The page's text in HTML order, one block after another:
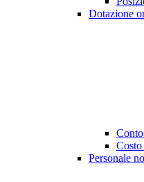
Dotazione
Costo
Personale